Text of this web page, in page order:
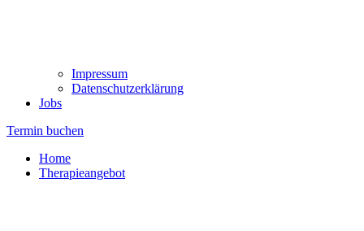
Impressum
Datenschutzerklärung
Jobs
Termin buchen
Home
Therapieangebot